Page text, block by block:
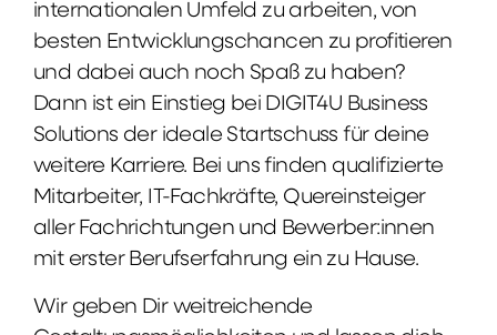
internationalen Umfeld zu arbeiten, von
besten Entwicklungschancen zu profitieren
und dabei auch noch Spaß zu haben?
Dann ist ein Einstieg bei DIGIT4U Business
Solutions der ideale Startschuss für deine
weitere Karriere. Bei uns finden qualifizierte
Mitarbeiter, IT-Fachkräfte, Quereinsteiger
aller Fachrichtungen und Bewerber:innen
mit erster Berufserfahrung ein zu Hause.
Wir geben Dir weitreichende